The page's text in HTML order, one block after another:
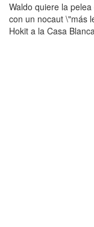
Waldo quiere la
con un nocaut \"más
Hokit a la Casa